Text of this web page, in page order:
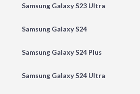
Samsung Galaxy S23 Ultra
Samsung Galaxy S24
Samsung Galaxy S24 Plus
Samsung Galaxy S24 Ultra